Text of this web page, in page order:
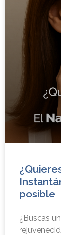
posible
¿Buscas